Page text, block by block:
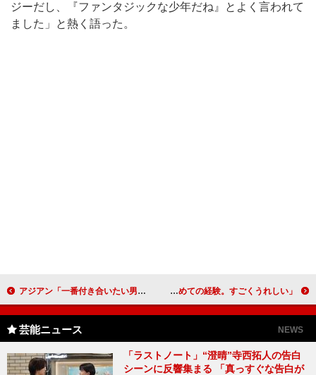
ジーだし、『ファンタジックな少年だね』とよく言われて
ました」と熱く語った。
アジアン「一番付き合いたい男性は千鳥のノブ」 早稲田大学の学生に「恋愛学」を講義 のん、焼酎のパッケージデザインを担当 「初めての経験。すごくうれしい」
芸能ニュース NEWS
「ラストノート」“澄晴”寺西拓人の告白
シーンに反響集まる 「真っすぐな告白が